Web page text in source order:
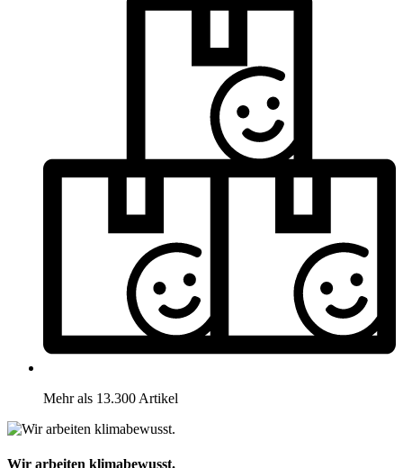
Mehr als 13.300 Artikel
Wir arbeiten klimabewusst.